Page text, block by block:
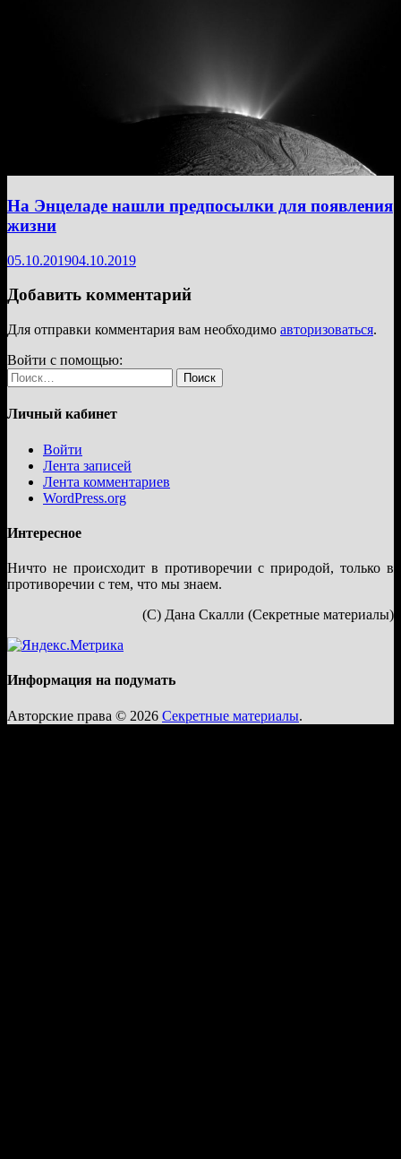
На Энцеладе нашли предпосылки для появления
жизни
05.10.201904.10.2019
Добавить комментарий
Для отправки комментария вам необходимо авторизоваться.
Войти с помощью:
Найти:
Личный кабинет
Войти
Лента записей
Лента комментариев
WordPress.org
Интересное
Ничто не происходит в противоречии с природой, только в
противоречии с тем, что мы знаем.
(С) Дана Скалли (Секретные материалы)
Информация на подумать
Авторские права © 2026 Секретные материалы.